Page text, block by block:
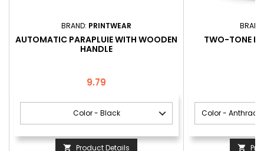
BRAND: PRINTWEAR
AUTOMATIC PARAPLUIE WITH WOODEN
HANDLE
Price
9.79
 Product Details
TWO-TONE
